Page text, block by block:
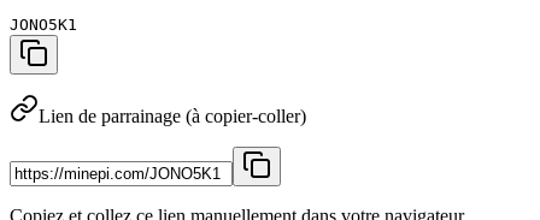
JONO5K1
Lien de parrainage (à copier-coller)
Copiez et collez ce lien manuellement dans votre navigateur